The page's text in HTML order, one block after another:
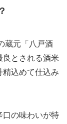
蔵元「八戸酒
良とされる酒米
精込めて仕込み
口の味わいが特